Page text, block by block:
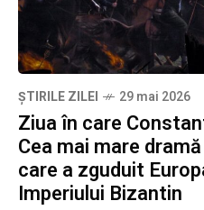
ȘTIRILE ZILEI 29 mai 2026
Ziua în care
Cea mai mare
care a zguduit
Imperiului Bizantin